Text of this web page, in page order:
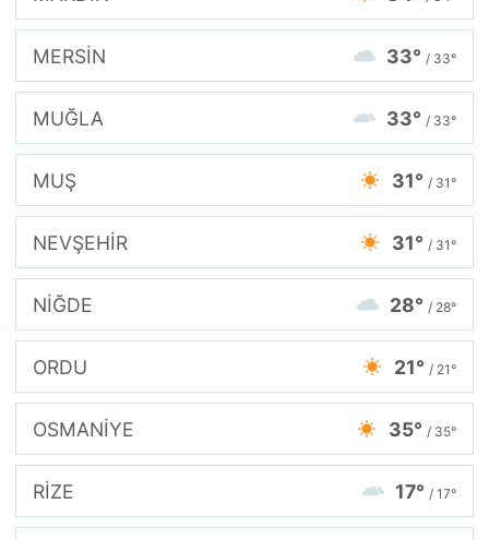
MERSİN 33° / 33°
MUĞLA 33° / 33°
MUŞ 31° / 31°
NEVŞEHİR 31° / 31°
NİĞDE 28° / 28°
ORDU 21° / 21°
OSMANİYE 35° / 35°
RİZE 17° / 17°